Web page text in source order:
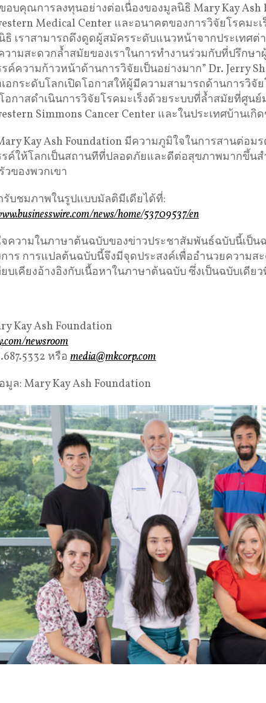
อบคุณการลงทุนอย่างต่อเนื่องของมูลนิธิ Mary Kay Ash
Medical Center และอนาคตของการวิจัยโรคมะ
ธิ เราสามารถดึงดูดผู้สมัครระดับแนวหน้าจากประเทศต่
วามสะดวกล้ำสมัยของเราในการทำงานร่วมกับที่ปรึกษา
ค์ความก้าวหน้าด้านการวิจัยเป็นอย่างมาก” Dr. Jerry
อกระดับโลกเปิดโอกาสให้ผู้มีความสามารถด้านการวิจั
กาสดำเนินการวิจัยโรคมะเร็งด้วยระบบที่ล้ำสมัยที่ศูนย์ม
Simmons Cancer Center และในประเทศบ้านเกิ
Kay Ash Foundation มีความภูมิใจในการสานต่อม
รค์ให้โลกเป็นสถานทีที่ปลอดภัยและดีต่อสุขภาพมากขึ้น
วของพวกเขา
รับชมภาพในรูปแบบมัลติมีเดียได้ที่:
news/home/53709537/en
จความในภาษาต้นฉบับของข่าวประชาสัมพันธ์ฉบับนี้เป็น
การ การแปลต้นฉบับนี้จึงมีจุดประสงค์เพื่ออำนวยความส
ยบเคียงอ้างอิงกับเนื้อหาในภาษาต้นฉบับ ซึ่งเป็นฉบับเดีย
Kay Ash Foundation
newsroom
หรือmedia@mkcorp.com
ล: Mary Kay Ash Foundation